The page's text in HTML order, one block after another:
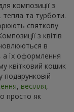
композиції з
тепла та турботи.
святкову
з квітів
в
а їх оформлення
квітковий кошик
, весілля,
просто як